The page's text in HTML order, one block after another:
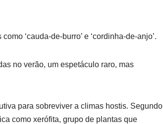
‘cauda-de-burro’ e ‘cordinha-de-anjo’.
no verão, um espetáculo raro, mas
para sobreviver a climas hostis. Segundo
como xerófita, grupo de plantas que